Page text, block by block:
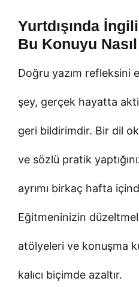
Yurtdışında
Bu Konuyu
Doğru yazım refleksini
şey, gerçek hayatta
geri bildirimdir. Bir dil
ve sözlü pratik
ayrımı birkaç hafta
Eğitmeninizin
atölyeleri ve konuşma
kalıcı biçimde azaltır.